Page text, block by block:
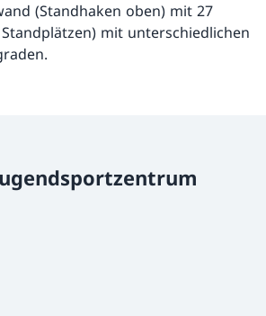
(Standhaken oben) mit 27
mit unterschiedlichen